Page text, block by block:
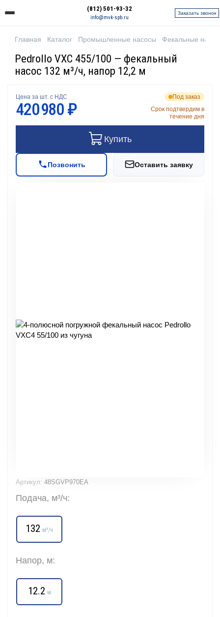
(812) 501-93-32
info@mvk-spb.ru
Заказать звонок
Главная Каталог Промышленные насосы Фекальные
Pedrollo VXC 455/100 — фекальный
насос 132 м³/ч, напор 12,2 м
Артикул: 48SGVP970EA
Подача, м³/ч:
132 м³/ч
Напор, м:
12.2 м
Цена за шт. с НДС
420 980 ₽
Под заказ
Срок подтвердим в
течение дня
Купить
Позвонить Оставить заявку